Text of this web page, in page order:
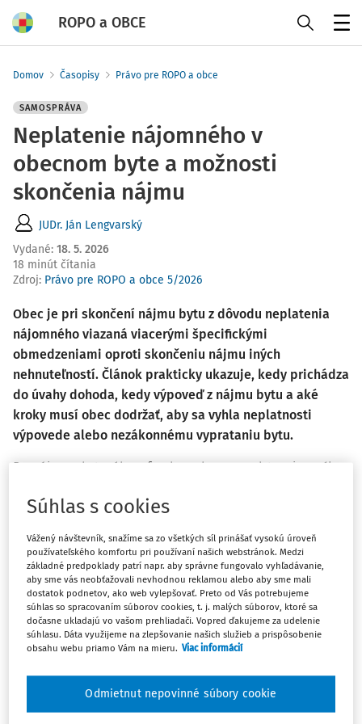
ROPO a OBCE
Domov Časopisy Právo pre ROPO a obce
SAMOSPRÁVA
Neplatenie nájomného v
obecnom byte a možnosti
skončenia nájmu
JUDr. Ján Lengvarský
Vydané: 18. 5. 2026
18 minút čítania
Zdroj: Právo pre ROPO a obce 5/2026
Obec je pri skončení nájmu bytu z dôvodu neplatenia
nájomného viazaná viacerými špecifickými
obmedzeniami oproti skončeniu nájmu iných
nehnuteľností. Článok prakticky ukazuje, kedy prichádza
do úvahy dohoda, kedy výpoveď z nájmu bytu a aké
kroky musí obec dodržať, aby sa vyhla neplatnosti
výpovede alebo nezákonnému vyprataniu bytu.
Prenájom bytového fondu obce predstavuje výkon
s týmto majetkom nakladať. Špecifické postavenie obce a
obecným majetkom sa prejavuje predovšetkým pri vzniku
nájomného vzťahu, no určité špecifiká možno badať aj pri
jeho skončení.
------------------------------
Jednou z najčastejších a zároveň najcitlivejších situácií,
s ktorými sa obec ako prenajímateľ v praxi stretáva, je
stav, keď nájomca riadne a včas neuhrádza nájomné,
prípadne úhradu za plnenia poskytované s užívaním
Súhlas s cookies
Vážený návštevník, snažíme sa zo všetkých síl prinášať vysokú úroveň
používateľského komfortu pri používaní našich webstránok. Medzi
základné predpoklady patrí napr. aby správne fungovalo vyhľadávanie,
aby sme vás neobťažovali nevhodnou reklamou alebo aby sme mali
dostatok podnetov, ako web vylepšovať. Preto od Vás potrebujeme
súhlas so spracovaním súborov cookies, t. j. malých súborov, ktoré sa
dočasne ukladajú vo vašom prehliadači. Vopred ďakujeme za udelenie
súhlasu. Dáta využijeme na zlepšovanie našich služieb a prispôsobenie
obsahu webu priamo Vám na mieru. Viac informácií
Odmietnut nepovinné súbory cookie